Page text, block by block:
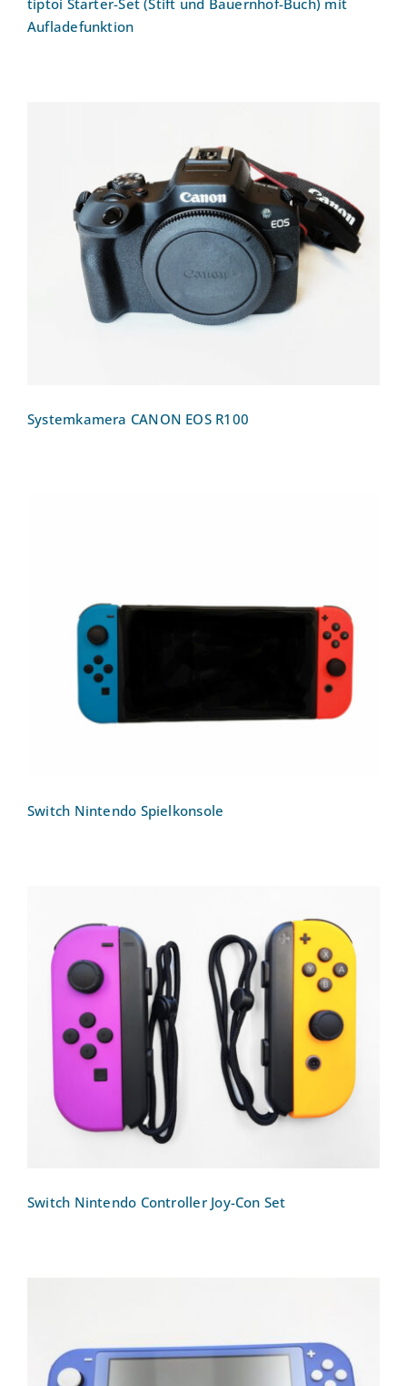
tiptoi Starter-Set (Stift und Bauernhof-Buch) mit
Aufladefunktion
Systemkamera CANON EOS R100
Systemkamera CANON EOS R100
Switch Nintendo Spielkonsole
Switch Nintendo Spielkonsole
Switch Nintendo Controller Joy-Con Set
Switch Nintendo Controller Joy-Con Set